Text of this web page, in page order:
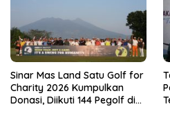
Sinar Mas Land Satu Golf for
Charity 2026 Kumpulkan
Donasi, Diikuti 144 Pegolf di